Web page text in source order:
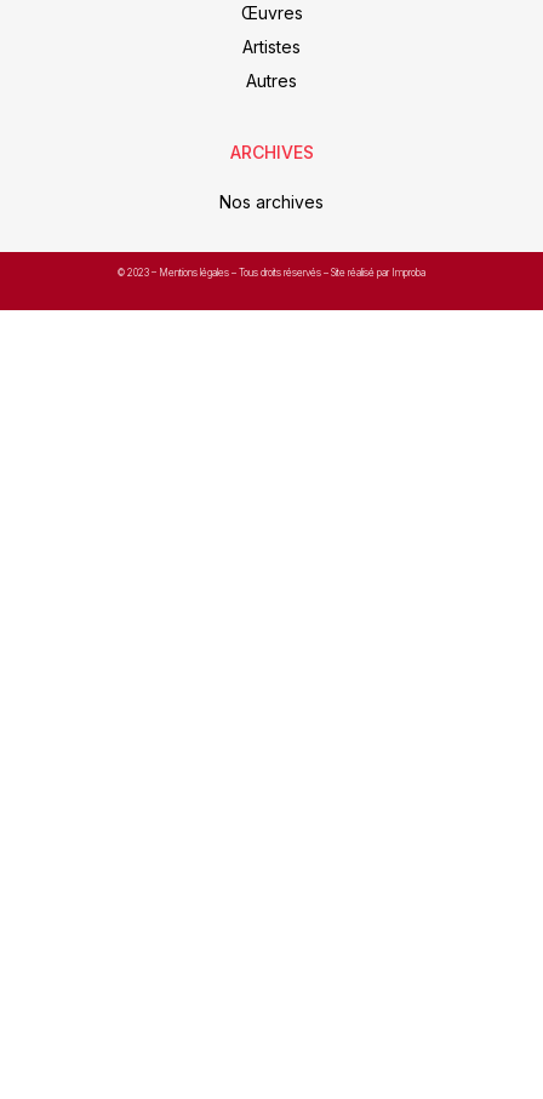
Œuvres
Artistes
Autres
ARCHIVES
Nos archives
© 2023 – Mentions légales – Tous droits réservés – Site réalisé par Improba